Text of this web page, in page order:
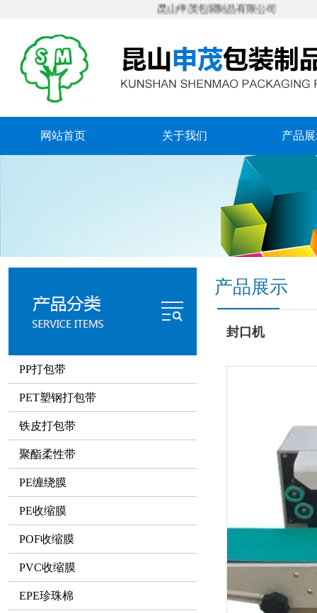
昆山申茂包装制品有限公司
网站首页 关于我们 产品
PP打包带
PET塑钢打包带
铁皮打包带
聚酯柔性带
PE缠绕膜
PE收缩膜
POF收缩膜
PVC收缩膜
EPE珍珠棉
产品展示
封口机